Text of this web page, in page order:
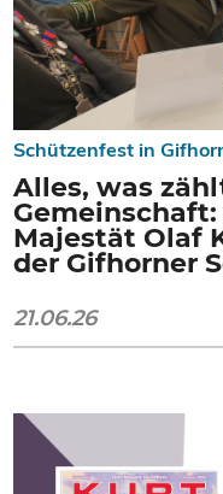
Schützenfest in
Alles, was
Majestät Olaf
der Gifhorner
21.06.26